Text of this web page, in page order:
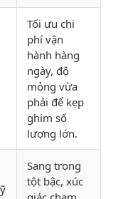
Tối ưu chi
phí vận
hành hàng
ngày, độ
mỏng vừa
phải để kẹp
ghim số
lượng lớn.
Sang trọng
tột bậc, xúc